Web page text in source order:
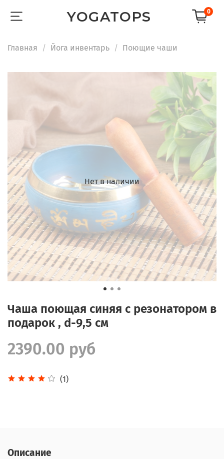
YOGATOPS 0
Главная Йога инвентарь Поющие чаши
Нет в наличии
Чаша поющая синяя с резонатором в
подарок , d-9,5 см
(1)
2390.00 руб
Описание